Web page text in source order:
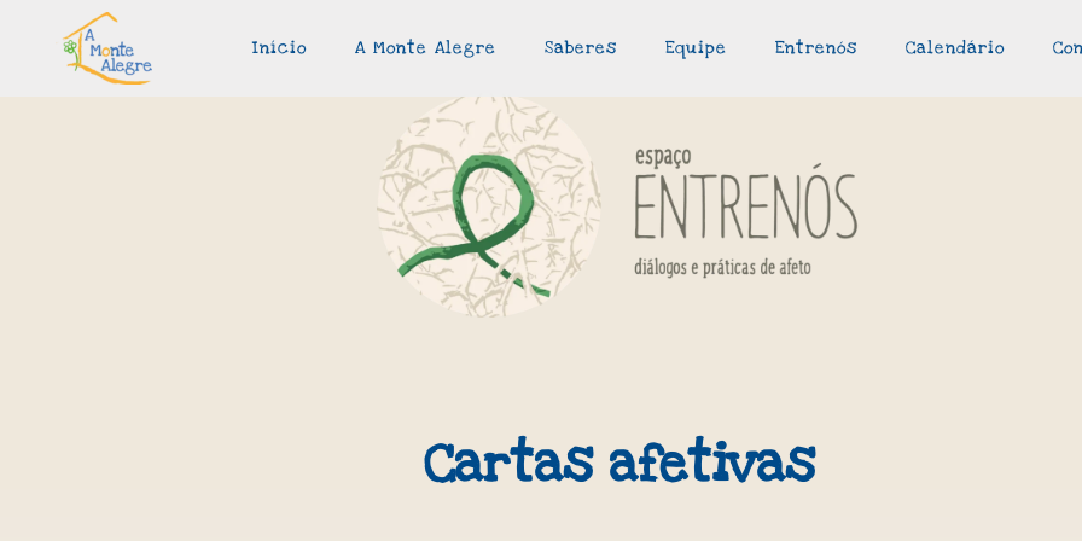
Início A Monte Alegre Saberes Equipe Entrenós Calendário
Cartas afetivas